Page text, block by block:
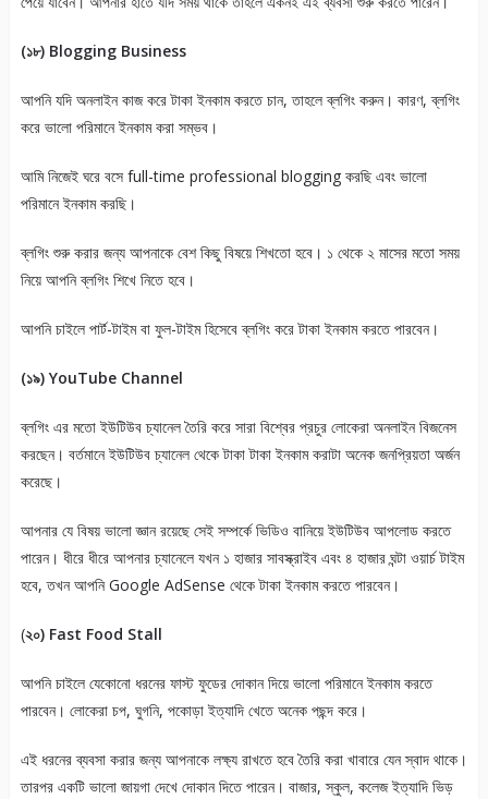
(১৮) Blogging Business
আপনি যদি অনলাইন কাজ করে টাকা ইনকাম করতে চান, তাহলে ব্লগিং করুন। কারণ, ব্লগিং
করে ভালো পরিমানে ইনকাম করা সম্ভব।
আমি নিজেই ঘরে বসে full-time professional blogging করছি এবং ভালো
পরিমানে ইনকাম করছি।
ব্লগিং শুরু করার জন্য আপনাকে বেশ কিছু বিষয়ে শিখতো হবে। ১ থেকে ২ মাসের মতো সময়
নিয়ে আপনি ব্লগিং শিখে নিতে হবে।
আপনি চাইলে পার্ট-টাইম বা ফুল-টাইম হিসেবে ব্লগিং করে টাকা ইনকাম করতে পারবেন।
(১৯) YouTube Channel
ব্লগিং এর মতো ইউটিউব চ্যানেল তৈরি করে সারা বিশ্বের প্রচুর লোকেরা অনলাইন বিজনেস
করছেন। বর্তমানে ইউটিউব চ্যানেল থেকে টাকা টাকা ইনকাম করাটা অনেক জনপ্রিয়তা অর্জন
করেছে।
আপনার যে বিষয় ভালো জ্ঞান রয়েছে সেই সম্পর্কে ভিডিও বানিয়ে ইউটিউব আপলোড করতে
পারেন। ধীরে ধীরে আপনার চ্যানেলে যখন ১ হাজার সাবস্ক্রাইব এবং ৪ হাজার ঘন্টা ওয়ার্চ টাইম
হবে, তখন আপনি Google AdSense থেকে টাকা ইনকাম করতে পারবেন।
(২০) Fast Food Stall
আপনি চাইলে যেকোনো ধরনের ফাস্ট ফুডের দোকান দিয়ে ভালো পরিমানে ইনকাম করতে
পারবেন। লোকেরা চপ, ঘুগনি, পকোড়া ইত্যাদি খেতে অনেক পছন্দ করে।
এই ধরনের ব্যবসা করার জন্য আপনাকে লক্ষ্য রাখতে হবে তৈরি করা খাবারে যেন স্বাদ থাকে।
তারপর একটি ভালো জায়গা দেখে দোকান দিতে পারেন। বাজার, স্কুল, কলেজ ইত্যাদি ভিড়